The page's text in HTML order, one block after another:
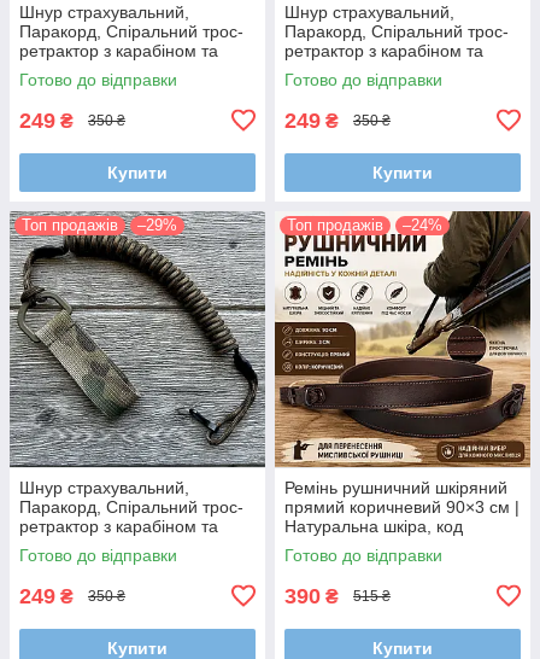
Шнур страхувальний,
Паракорд, Спіральний трос-
ретрактор з карабіном та
кріпленням на пояс (Довжина
35-100 см)
Готово до відправки
249 ₴ 350 ₴
Купити
Шнур страхувальний,
Паракорд, Спіральний трос-
ретрактор з карабіном та
кріпленням на пояс (Довжина
35-100 см)
Готово до відправки
249 ₴ 350 ₴
Купити
Топ продажів –29%
Шнур страхувальний,
Паракорд, Спіральний трос-
ретрактор з карабіном та
кріпленням на пояс (Довжина
35-100 см)
Готово до відправки
249 ₴ 350 ₴
Купити
Топ продажів –24%
Ремінь рушничний шкіряний
прямий коричневий 90×3 см |
Натуральна шкіра, код
95020/2
Готово до відправки
390 ₴ 515 ₴
Купити